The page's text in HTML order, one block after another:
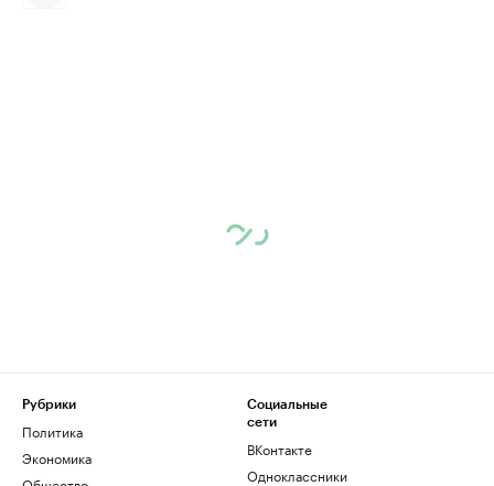
Рубрики
Политика
Экономика
Социальные
сети
ВКонтакте
Одноклассники